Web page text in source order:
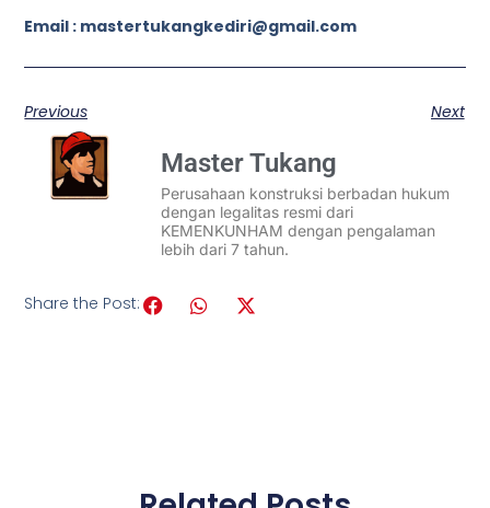
Email : mastertukangkediri@gmail.com
Previous Next
Master Tukang
Perusahaan konstruksi berbadan hukum
dengan legalitas resmi dari
KEMENKUNHAM dengan pengalaman
lebih dari 7 tahun.
Share the Post: